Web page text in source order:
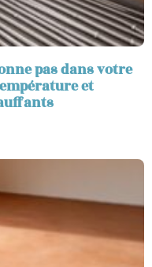
pas dans votre
et